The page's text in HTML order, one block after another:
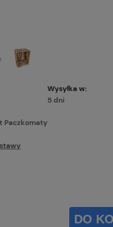
Wysyłka w:
5 dni
Paczkomaty
ewentualnych kosztów
DO